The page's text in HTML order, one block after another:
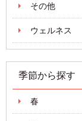
その他
ウェルネス
季節から探す
春